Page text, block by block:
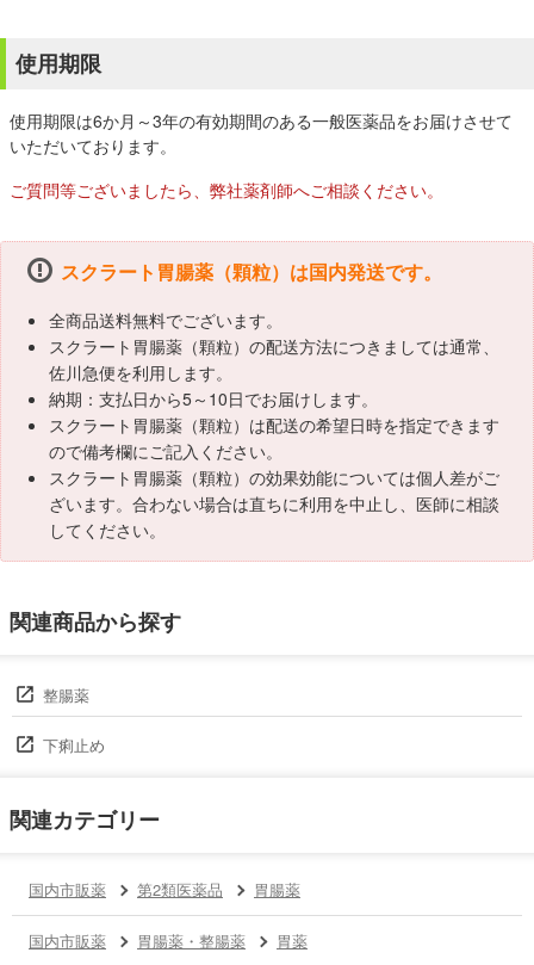
使用期限
使用期限は6か月～3年の有効期間のある一般医薬品をお届けさせて
いただいております。
ご質問等ございましたら、弊社薬剤師へご相談ください。
スクラート胃腸薬（顆粒）は国内発送です。
全商品送料無料でございます。
スクラート胃腸薬（顆粒）の配送方法につきましては通常、
佐川急便を利用します。
納期：支払日から5～10日でお届けします。
スクラート胃腸薬（顆粒）は配送の希望日時を指定できます
ので備考欄にご記入ください。
スクラート胃腸薬（顆粒）の効果効能については個人差がご
ざいます。合わない場合は直ちに利用を中止し、医師に相談
してください。
関連商品から探す
整腸薬
下痢止め
関連カテゴリー
国内市販薬 第2類医薬品 胃腸薬
国内市販薬 胃腸薬・整腸薬 胃薬